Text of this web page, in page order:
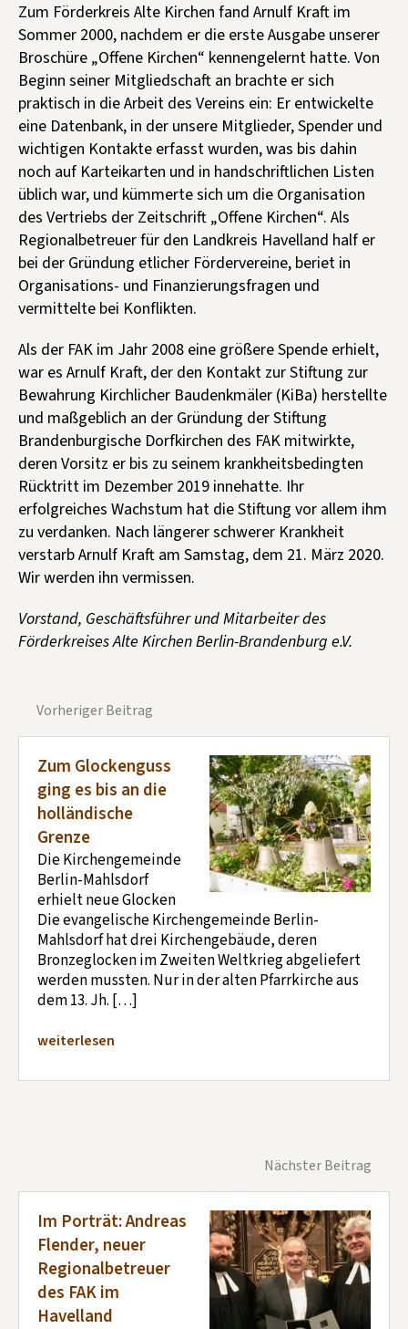
Zum Förderkreis Alte Kirchen fand Arnulf Kraft im
Sommer 2000, nachdem er die erste Ausgabe unserer
Broschüre „Offene Kirchen“ kennengelernt hatte. Von
Beginn seiner Mitgliedschaft an brachte er sich
praktisch in die Arbeit des Vereins ein: Er entwickelte
eine Datenbank, in der unsere Mitglieder, Spender und
wichtigen Kontakte erfasst wurden, was bis dahin
noch auf Karteikarten und in handschriftlichen Listen
üblich war, und kümmerte sich um die Organisation
des Vertriebs der Zeitschrift „Offene Kirchen“. Als
Regionalbetreuer für den Landkreis Havelland half er
bei der Gründung etlicher Fördervereine, beriet in
Organisations- und Finanzierungsfragen und
vermittelte bei Konflikten.
Als der FAK im Jahr 2008 eine größere Spende erhielt,
war es Arnulf Kraft, der den Kontakt zur Stiftung zur
Bewahrung Kirchlicher Baudenkmäler (KiBa) herstellte
und maßgeblich an der Gründung der Stiftung
Brandenburgische Dorfkirchen des FAK mitwirkte,
deren Vorsitz er bis zu seinem krankheitsbedingten
Rücktritt im Dezember 2019 innehatte. Ihr
erfolgreiches Wachstum hat die Stiftung vor allem ihm
zu verdanken. Nach längerer schwerer Krankheit
verstarb Arnulf Kraft am Samstag, dem 21. März 2020.
Wir werden ihn vermissen.
Vorstand, Geschäftsführer und Mitarbeiter des
Förderkreises Alte Kirchen Berlin-Brandenburg e.V.
Vorheriger Beitrag
Zum Glockenguss
ging es bis an die
holländische
Grenze
Die Kirchengemeinde
Berlin-Mahlsdorf
erhielt neue Glocken
Die evangelische Kirchengemeinde Berlin-
Mahlsdorf hat drei Kirchengebäude, deren
Bronzeglocken im Zweiten Weltkrieg abgeliefert
werden mussten. Nur in der alten Pfarrkirche aus
dem 13. Jh. […]
weiterlesen
Nächster Beitrag
Im Porträt: Andreas
Flender, neuer
Regionalbetreuer
des FAK im
Havelland